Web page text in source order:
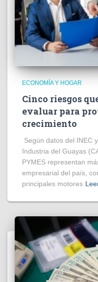
ECONOMÍA Y HOGAR
Cinco riesgos
evaluar para
crecimiento
Según datos del INEC
Industria del Guayas
PYMES representan
empresarial del país,
principales motores